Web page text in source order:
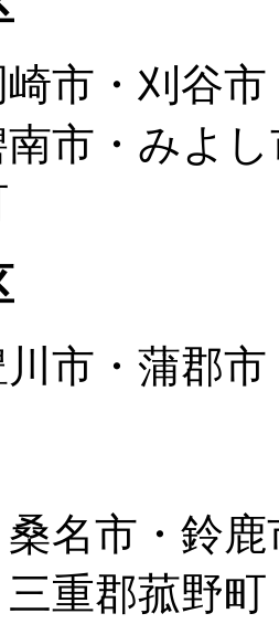
市・刈谷
市・みよ
市・蒲郡
桑名市・鈴
重郡菰野